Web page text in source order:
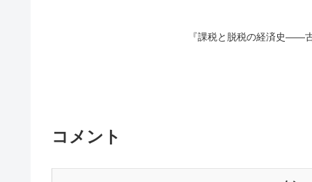
『課税と脱税の経済史
コメント